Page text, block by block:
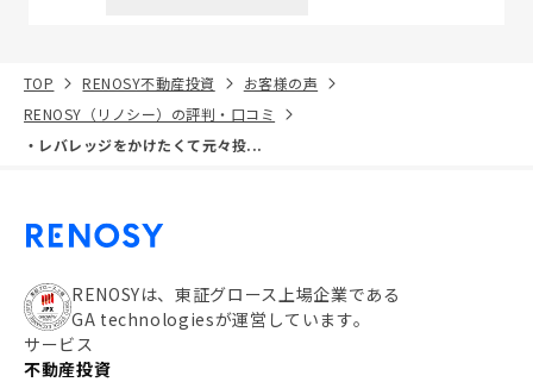
TOP RENOSY不動産投資
お客様の声
RENOSY（リノシー）の評判・口コミ
・レバレッジをかけたくて元々投...
RENOSYは、東証グロース上場企業である
GA technologiesが運営しています。
サービス
不動産投資